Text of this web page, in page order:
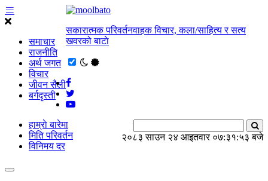
समाचार
राजनीति
अर्थ जगत
विचार
जीवन सैली
बर्गदृस्ती
सकारात्मक परिवर्तनवाहक विचार, कला/साहित्य र सत्य
खवरको बाटाे
२०८३ साउन २४ आइतवार ०७:३१:५४ बजे
हाम्राे बारेमा
मिति परिवर्तन
विनिमय दर